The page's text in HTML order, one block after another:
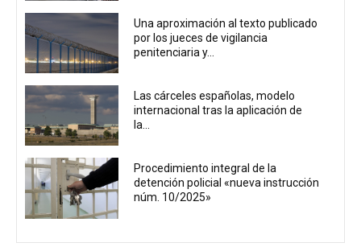
Una aproximación al texto publicado
por los jueces de vigilancia
penitenciaria y...
Las cárceles españolas, modelo
internacional tras la aplicación de
la...
Procedimiento integral de la
detención policial «nueva instrucción
núm. 10/2025»